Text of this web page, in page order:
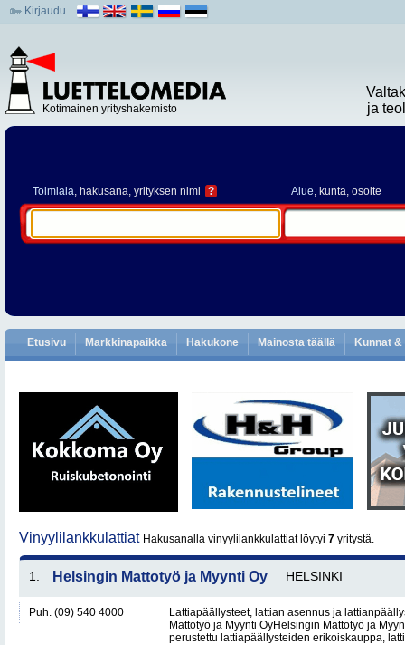
Kirjaudu
Kotimainen yrityshakemisto
ja
Toimiala, hakusana, yrityksen nimi ? Alue, kunta, osoite
Etusivu Markkinapaikka Hakukone Mainosta täällä Kunnat
Vinyylilankkulattiat Hakusanalla vinyylilankkulattiat löytyi 7 yritystä.
1. Helsingin Mattotyö ja Myynti Oy HELSINKI
Puh. (09) 540 4000
Lattiapäällysteet, lattian asennus ja
Mattotyö ja Myynti OyHelsingin Mattotyö ja
perustettu lattiapäällysteiden erikoiskauppa,